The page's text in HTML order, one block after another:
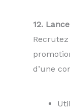
12.
d’une